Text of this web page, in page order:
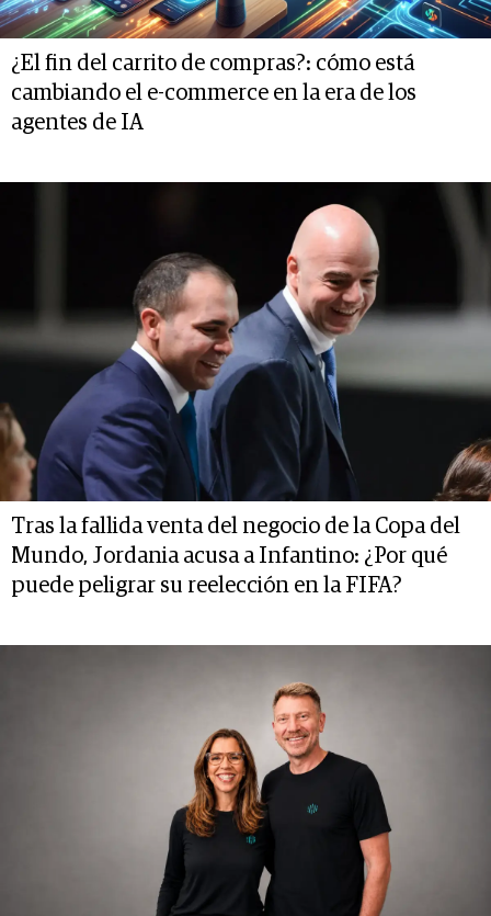
¿El fin del carrito de compras?: cómo está
cambiando el e-commerce en la era de los
agentes de IA
Tras la fallida venta del negocio de la Copa del
Mundo, Jordania acusa a Infantino: ¿Por qué
puede peligrar su reelección en la FIFA?